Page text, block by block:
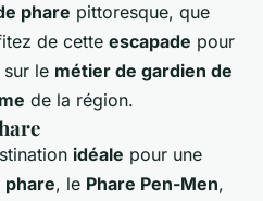
phare pittoresque, que
de cette escapade pour
le métier de gardien de
de la région.
idéale pour une
phare, le Phare Pen-Men,